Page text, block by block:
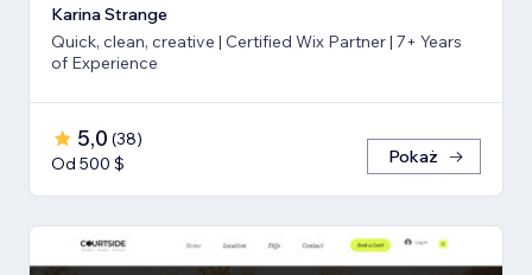
Karina Strange
Quick, clean, creative | Certified Wix Partner | 7+ Years
of Experience
5,0 (38)
Od 500 $
Pokaż